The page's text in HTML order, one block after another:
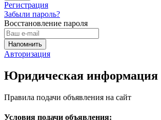
Регистрация
Забыли пароль?
Восстановление пароля
Авторизация
Юридическая информация
Правила подачи объявления на сайт
Условия подачи объявления: